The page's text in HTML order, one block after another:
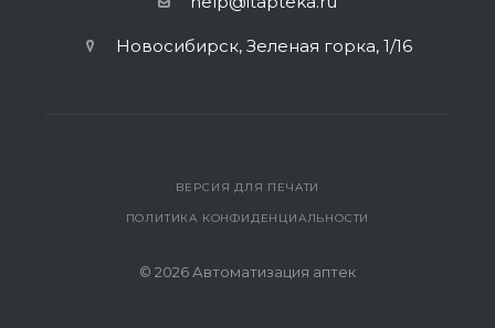
Новосибирск, Зеленая горка, 1/16
ВЕРСИЯ ДЛЯ ПЕЧАТИ
ПОЛИТИКА КОНФИДЕНЦИАЛЬНОСТИ
© 2026 Автоматизация аптек